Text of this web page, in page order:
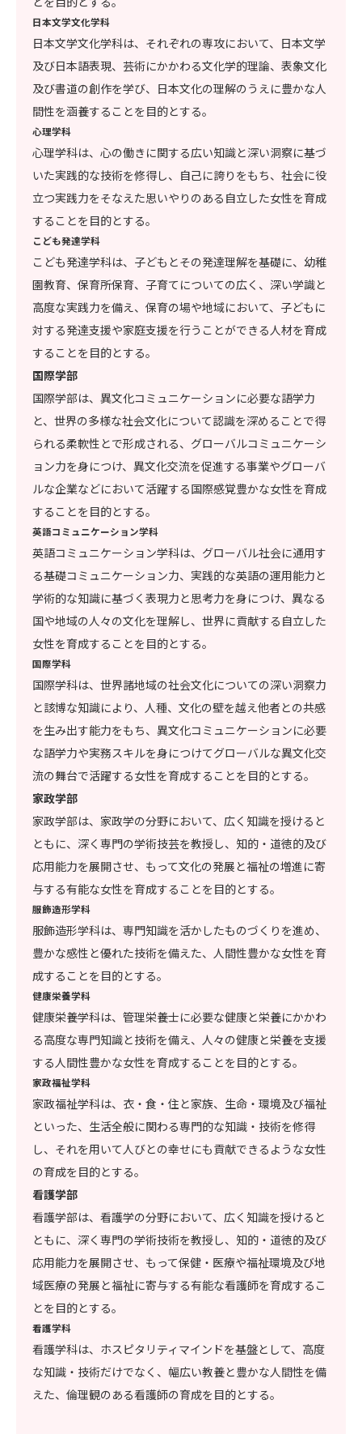
日本文学文化学科
日本文学文化学科は、それぞれの専攻において、日本文学
及び日本語表現、芸術にかかわる文化学的理論、表象文化
及び書道の創作を学び、日本文化の理解のうえに豊かな人
間性を涵養することを目的とする。
心理学科
心理学科は、心の働きに関する広い知識と深い洞察に基づ
いた実践的な技術を修得し、自己に誇りをもち、社会に役
立つ実践力をそなえた思いやりのある自立した女性を育成
することを目的とする。
こども発達学科
こども発達学科は、子どもとその発達理解を基礎に、幼稚
園教育、保育所保育、子育てについての広く、深い学識と
高度な実践力を備え、保育の場や地域において、子どもに
対する発達支援や家庭支援を行うことができる人材を育成
することを目的とする。
国際学部
国際学部は、異文化コミュニケーションに必要な語学力
と、世界の多様な社会文化について認識を深めることで得
られる柔軟性とで形成される、グローバルコミュニケーシ
ョン力を身につけ、異文化交流を促進する事業やグローバ
ルな企業などにおいて活躍する国際感覚豊かな女性を育成
することを目的とする。
英語コミュニケーション学科
英語コミュニケーション学科は、グローバル社会に通用す
る基礎コミュニケーション力、実践的な英語の運用能力と
学術的な知識に基づく表現力と思考力を身につけ、異なる
国や地域の人々の文化を理解し、世界に貢献する自立した
女性を育成することを目的とする。
国際学科
国際学科は、世界諸地域の社会文化についての深い洞察力
と該博な知識により、人種、文化の壁を越え他者との共感
を生み出す能力をもち、異文化コミュニケーションに必要
な語学力や実務スキルを身につけてグローバルな異文化交
流の舞台で活躍する女性を育成することを目的とする。
家政学部
家政学部は、家政学の分野において、広く知識を授けると
ともに、深く専門の学術技芸を教授し、知的・道徳的及び
応用能力を展開させ、もって文化の発展と福祉の増進に寄
与する有能な女性を育成することを目的とする。
服飾造形学科
服飾造形学科は、専門知識を活かしたものづくりを進め、
豊かな感性と優れた技術を備えた、人間性豊かな女性を育
成することを目的とする。
健康栄養学科
健康栄養学科は、管理栄養士に必要な健康と栄養にかかわ
る高度な専門知識と技術を備え、人々の健康と栄養を支援
する人間性豊かな女性を育成することを目的とする。
家政福祉学科
家政福祉学科は、衣・食・住と家族、生命・環境及び福祉
といった、生活全般に関わる専門的な知識・技術を修得
し、それを用いて人びとの幸せにも貢献できるような女性
の育成を目的とする。
看護学部
看護学部は、看護学の分野において、広く知識を授けると
ともに、深く専門の学術技術を教授し、知的・道徳的及び
応用能力を展開させ、もって保健・医療や福祉環境及び地
域医療の発展と福祉に寄与する有能な看護師を育成するこ
とを目的とする。
看護学科
看護学科は、ホスピタリティマインドを基盤として、高度
な知識・技術だけでなく、幅広い教養と豊かな人間性を備
えた、倫理観のある看護師の育成を目的とする。